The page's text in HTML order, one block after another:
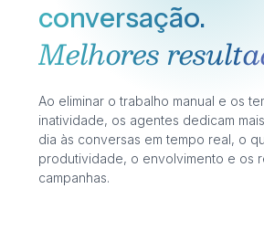
conversação.
Melhores
Ao eliminar o trabalho manual e os
inatividade, os agentes dedicam
dia às conversas em tempo real, o
produtividade, o envolvimento e os
campanhas.